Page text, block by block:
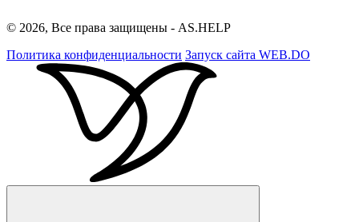
© 2026, Все права защищены - AS.HELP
Политика конфиденциальности Запуск сайта WEB.DO